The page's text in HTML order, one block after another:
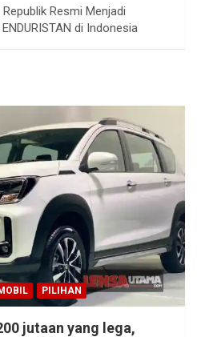
Republik Resmi Menjadi
di Indonesia
PILIHAN
jutaan yang lega,